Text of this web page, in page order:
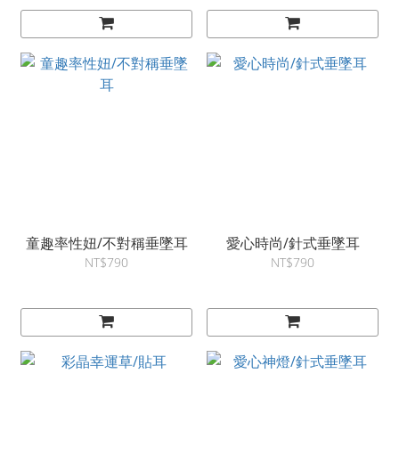
童趣率性妞/不對稱垂墜耳
NT$790
愛心時尚/針式垂墜耳
NT$790